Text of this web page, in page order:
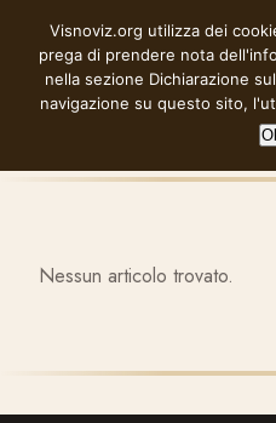
contenuto
VISNOVIZ.ORG
Nessun articolo trovato.
Visnoviz.org utilizza dei
prega di prendere nota
nella sezione Dichiarazione
navigazione su questo sito,